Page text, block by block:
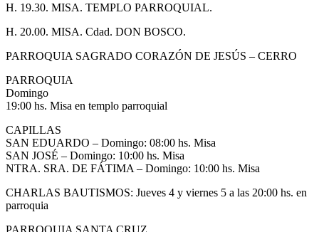
H. 19.30. MISA. TEMPLO PARROQUIAL.
H. 20.00. MISA. Cdad. DON BOSCO.
PARROQUIA SAGRADO CORAZÓN DE JESÚS – CERRO
PARROQUIA
Domingo
19:00 hs. Misa en templo parroquial
CAPILLAS
SAN EDUARDO – Domingo: 08:00 hs. Misa
SAN JOSÉ – Domingo: 10:00 hs. Misa
NTRA. SRA. DE FÁTIMA – Domingo: 10:00 hs. Misa
CHARLAS BAUTISMOS: Jueves 4 y viernes 5 a las 20:00 hs. en
parroquia
PARROQUIA SANTA CRUZ